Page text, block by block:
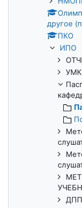
другое
ПКО
ИПО
УМК
ДПП